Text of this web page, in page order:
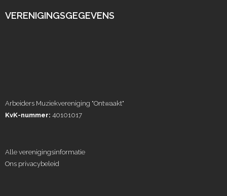
VERENIGINGSGEGEVENS
Arbeiders Muziekvereniging "Ontwaakt"
KvK-nummer: 40101017
Alle verenigingsinformatie
Ons privacybeleid